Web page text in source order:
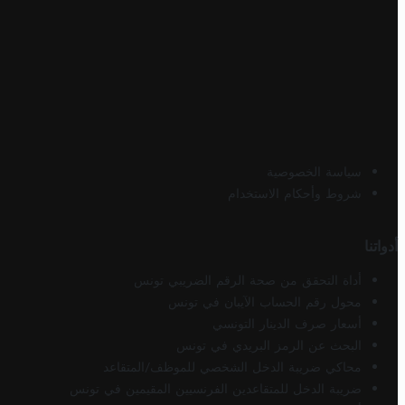
سياسة الخصوصية
شروط وأحكام الاستخدام
أدواتنا
أداة التحقق من صحة الرقم الضريبي تونس
محول رقم الحساب الآيبان في تونس
أسعار صرف الدينار التونسي
البحث عن الرمز البريدي في تونس
محاكي ضريبة الدخل الشخصي للموظف/المتقاعد
ضريبة الدخل للمتقاعدين الفرنسيين المقيمين في تونس